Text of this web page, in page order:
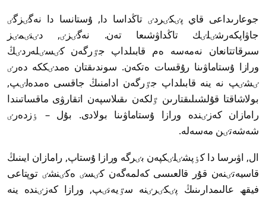
جوعارىداعى قاي پٸكٸردٸ تاڭداسا دا, ۇستانسا دا نەگٸزگٸ
جاۋاپكەرشٸلٸك تاڭداۋشىعا تەن. نەگٸزٸ, دٸنٸمٸز
سىرقاتتانعان نەمەسە ەم قابىلداپ جٷرگەن كٸسٸلەردٸڭ
ورازا ۇستاماۋىنا رۇقسات ەتكەن. سوندىقتان ەمدٸككە دەرٸ
ٸشٸپ نە ينە قابىلداپ جٷرگەن ادامنىڭ جاقسى ەمدەلٸپ,
بولاشاقتا قۇلشىلىقتارىن ٷلكەن ىقىلاسپەن اتقارۋى ماقساتىندا
رامازان كەزٸندە ورازا ۇستاماۋىنا بولادى. بۇل – ٶزدەرٸ
شەشەتٸن مەسەلە.
ال, اۋىرسا دا كٶپشٸلٸكپەن بٸرگە ورازا ۇستاپ, رامازان ايىنىڭ
قاسيەتٸنەن قۇر قالعىسى كەلمەگەن كٸسٸ ەكٸنشٸ توپتاعى
فيقھ عالىمدارىنىڭ پٸكٸرٸنە سٷيەنٸپ, ورازا كەزٸندە ينە